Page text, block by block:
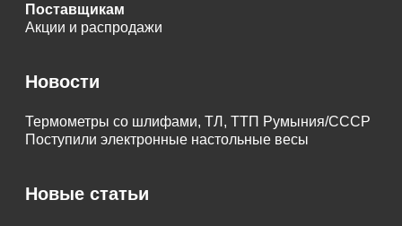
Поставщикам
Акции и распродажи
Новости
Термометры со шлифами, ТЛ, ТТП Румыния/СССР
Поступили электронные настольные весы
Новые статьи